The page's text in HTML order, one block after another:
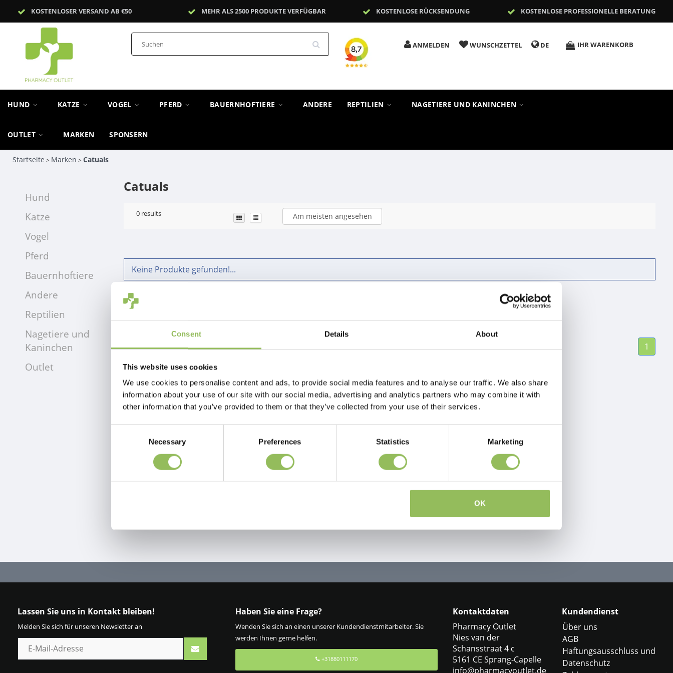
Consent Details About
This website uses cookies
We use cookies to personalise content and ads, to provide social media features and to analyse our traffic. We also share
information about your use of our site with our social media, advertising and analytics partners who may combine it with
other information that you’ve provided to them or that they’ve collected from your use of their services.
Necessary Preferences Statistics Marketing
OK
KOSTENLOSER VERSAND AB €50 MEHR ALS 2500 PRODUKTE VERFÜGBAR KOSTENLOSE RÜCKSENDUNG KOSTENLOSE PROFESSIONELLE BERATUNG
ANMELDEN WUNSCHZETTEL DE IHR WARENKORB
HUND KATZE VOGEL PFERD BAUERNHOFTIERE ANDERE REPTILIEN NAGETIERE UND KANINCHEN
OUTLET MARKEN SPONSERN
Startseite > Marken >Catuals
Hund
Katze
Vogel
Pferd
Bauernhoftiere
Andere
Reptilien
Nagetiere und
Kaninchen
Outlet
Catuals
0 results Am meisten angesehen
Keine Produkte gefunden!...
Seite 1 von 1
1
Lassen Sie uns in Kontakt bleiben!
Melden Sie sich für unseren Newsletter an
Haben Sie eine Frage?
Wenden Sie sich an einen unserer Kundendienstmitarbeiter. Sie
werden Ihnen gerne helfen.
+31880111170
Kontaktdaten
Pharmacy Outlet
Nies van der
Schansstraat 4 c
5161 CE Sprang-Capelle
info@pharmacyoutlet.de
Kundendienst
Über uns
AGB
Haftungsausschluss und
Datenschutz